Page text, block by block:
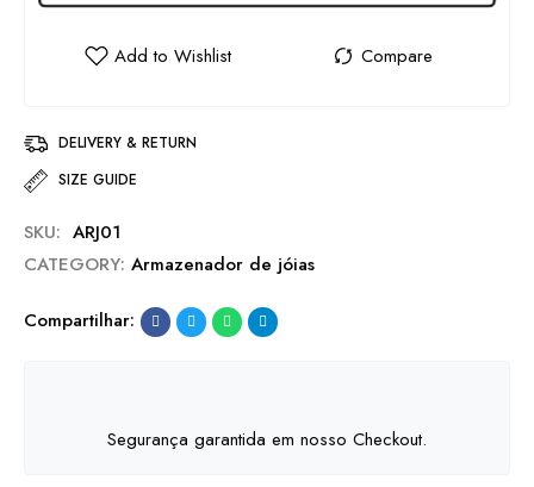
DELIVERY & RETURN
SIZE GUIDE
SKU: ARJ01
CATEGORY: Armazenador de jóias
Compartilhar:
Segurança garantida em nosso Checkout.